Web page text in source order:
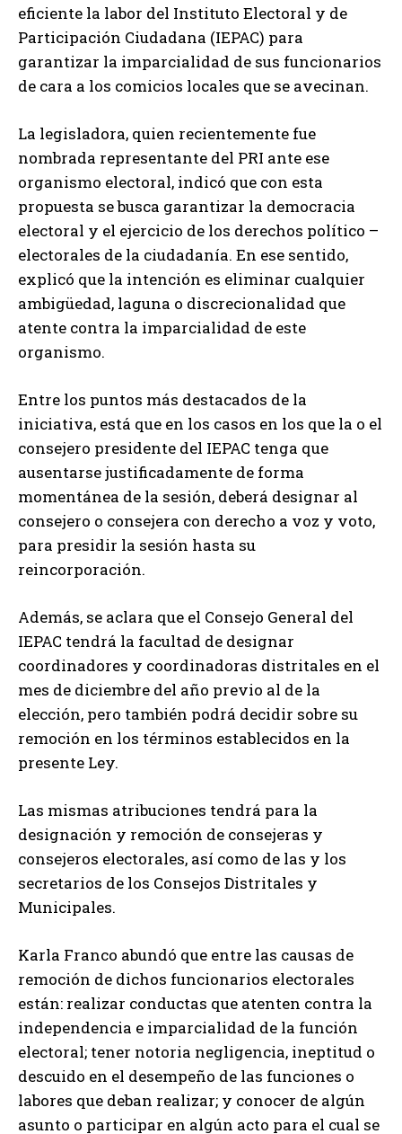
eficiente la labor del Instituto Electoral y de
Participación Ciudadana (IEPAC) para
garantizar la imparcialidad de sus funcionarios
de cara a los comicios locales que se avecinan.
La legisladora, quien recientemente fue
nombrada representante del PRI ante ese
organismo electoral, indicó que con esta
propuesta se busca garantizar la democracia
electoral y el ejercicio de los derechos político –
electorales de la ciudadanía. En ese sentido,
explicó que la intención es eliminar cualquier
ambigüedad, laguna o discrecionalidad que
atente contra la imparcialidad de este
organismo.
Entre los puntos más destacados de la
iniciativa, está que en los casos en los que la o el
consejero presidente del IEPAC tenga que
ausentarse justificadamente de forma
momentánea de la sesión, deberá designar al
consejero o consejera con derecho a voz y voto,
para presidir la sesión hasta su
reincorporación.
Además, se aclara que el Consejo General del
IEPAC tendrá la facultad de designar
coordinadores y coordinadoras distritales en el
mes de diciembre del año previo al de la
elección, pero también podrá decidir sobre su
remoción en los términos establecidos en la
presente Ley.
Las mismas atribuciones tendrá para la
designación y remoción de consejeras y
consejeros electorales, así como de las y los
secretarios de los Consejos Distritales y
Municipales.
Karla Franco abundó que entre las causas de
remoción de dichos funcionarios electorales
están: realizar conductas que atenten contra la
independencia e imparcialidad de la función
electoral; tener notoria negligencia, ineptitud o
descuido en el desempeño de las funciones o
labores que deban realizar; y conocer de algún
asunto o participar en algún acto para el cual se